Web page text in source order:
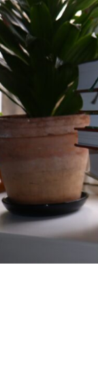
un
Rozentāla
Upīša
Upīša
Vācieša
Upīts